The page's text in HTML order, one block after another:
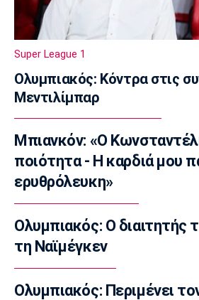
Ποδόσφαιρο - Ελλάδα
Σούπερ Καπ: Ολοταχώς για
ΟΦΗ
14:40
Εθνικές Μπάσκετ
Εθνική Νεανίδων: Το μεγάλο
τη Λιθουανία
14:30
Super League 1
Στον Παναιτωλικό και ο
14:20
Τάις: «Ενθουσιασμένος που
Μακάμπι»
14:10
Μπάσκετ Ελλάδα
Super League 1
Ολυμπιακός: Κόντρα στις
Μεντιλίμπαρ
Μπιανκόν: «Ο
ποιότητα - Η καρδιά μου
ερυθρόλευκη»
Ολυμπιακός: Ο διαιτητής
τη Ναϊμέγκεν
Ολυμπιακός: Περιμένει